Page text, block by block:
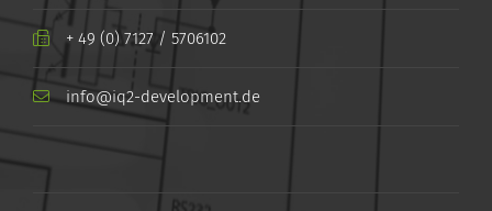
+ ​49 ​(0) ​7127 ​/ ​5706102
info@iq2-development.de